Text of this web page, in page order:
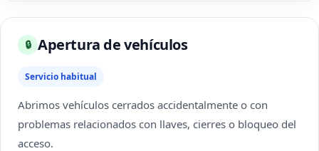
🔒 Apertura de vehículos
Servicio habitual
Abrimos vehículos cerrados accidentalmente o con
problemas relacionados con llaves, cierres o bloqueo del
acceso.